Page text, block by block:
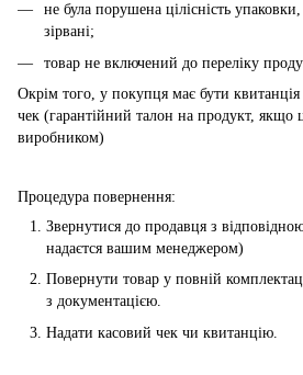
не була порушена цілісність
зірвані;
товар не включений до переліку
Окрім того, у покупця має бути
чек (гарантійний талон на продукт, якщо
виробником)
Процедура повернення:
Звернутися до продавця з
надаєтся вашим менеджером)
Повернути товар у повній
з документацією.
Надати касовий чек чи квитанцію.